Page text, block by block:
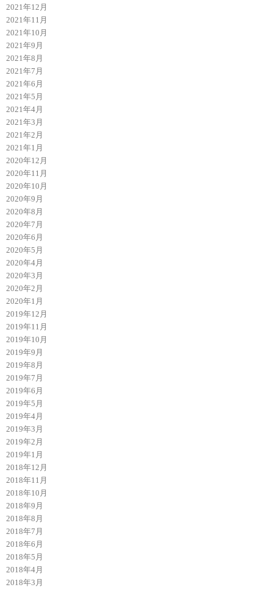
2021年12月
2021年11月
2021年10月
2021年9月
2021年8月
2021年7月
2021年6月
2021年5月
2021年4月
2021年3月
2021年2月
2021年1月
2020年12月
2020年11月
2020年10月
2020年9月
2020年8月
2020年7月
2020年6月
2020年5月
2020年4月
2020年3月
2020年2月
2020年1月
2019年12月
2019年11月
2019年10月
2019年9月
2019年8月
2019年7月
2019年6月
2019年5月
2019年4月
2019年3月
2019年2月
2019年1月
2018年12月
2018年11月
2018年10月
2018年9月
2018年8月
2018年7月
2018年6月
2018年5月
2018年4月
2018年3月